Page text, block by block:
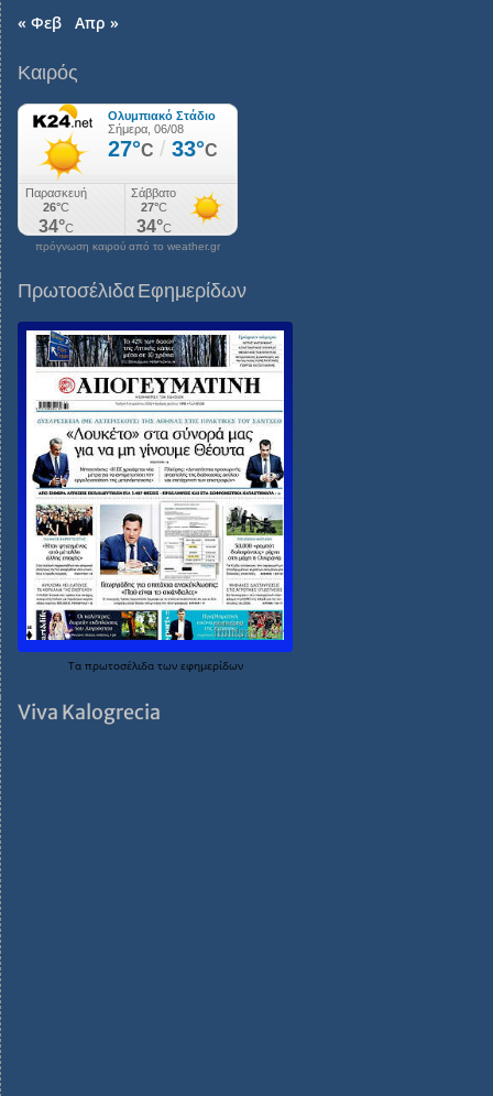
« Φεβ Απρ »
Καιρός
πρόγνωση καιρού από το weather.gr
Πρωτοσέλιδα Εφημερίδων
Τα πρωτοσέλιδα των εφημερίδων
Viva Kalogrecia